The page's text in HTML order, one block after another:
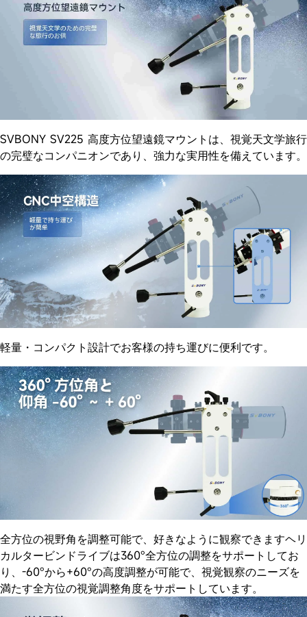
SVBONY SV225 高度方位望遠鏡マウントは、視覚天文学旅行
の完璧なコンパニオンであり、強力な実用性を備えています。
軽量・コンパクト設計でお客様の持ち運びに便利です。
全方位の視野角を調整可能で、好きなように観察できますヘリ
カルタービンドライブは360°全方位の調整をサポートしてお
り、-60°から+60°の高度調整が可能で、視覚観察のニーズを
満たす全方位の視覚調整角度をサポートしています。